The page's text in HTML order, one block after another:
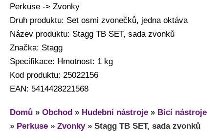
Perkuse -> Zvonky
Druh produktu: Set osmi zvonečků, jedna oktáva
Název produktu: Stagg TB SET, sada zvonků
Značka: Stagg
Specifikace: Hmotnost: 1 kg
Kod produktu: 25022156
EAN: 5414428221568
Domů » Obchod » Hudební nástroje » Bicí nástroje
» Perkuse » Zvonky» Stagg TB SET, sada zvonků